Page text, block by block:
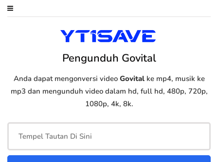
Pengunduh Govital
Anda dapat mengonversi video Govitalke mp4, musik ke
mp3 dan mengunduh video dalam hd, full hd, 480p, 720p,
1080p, 4k, 8k.